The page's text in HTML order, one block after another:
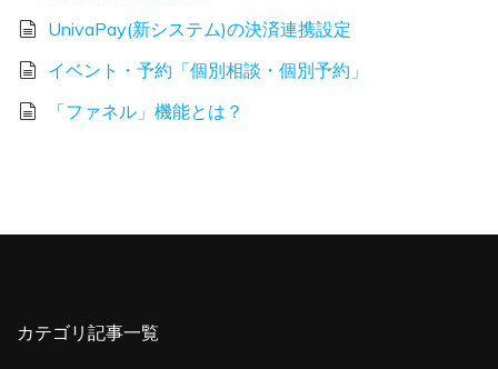
UnivaPay(新システム)の決済連携設定
イベント・予約「個別相談・個別予約」
「ファネル」機能とは？
カテゴリ記事一覧